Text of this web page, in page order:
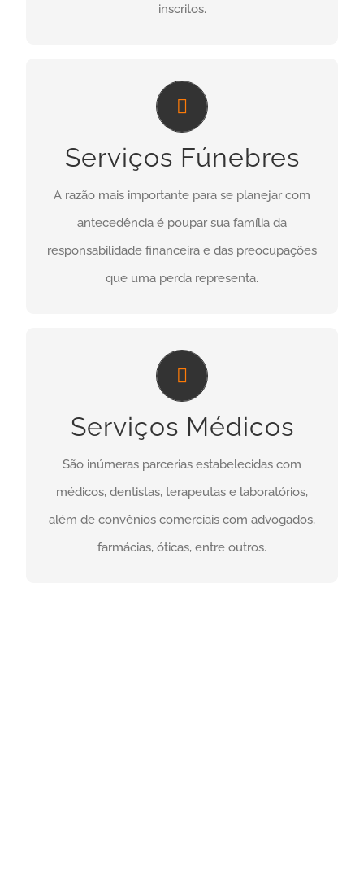
inscritos.
Serviços Fúnebres
A razão mais importante para se planejar com
antecedência é poupar sua família da
responsabilidade financeira e das preocupações
que uma perda representa.
SERVIÇOS FÚNEBRES
A razão mais importante para se planejar com
antecedência é poupar sua família da
que uma perda representa.
ENTRE EM CONTATO
Serviços Médicos
São inúmeras parcerias estabelecidas com
médicos, dentistas, terapeutas e laboratórios,
além de convênios comerciais com advogados,
farmácias, óticas, entre outros.
SERVIÇOS MÉDICOS
São inúmeras parcerias estabelecidas com
médicos, dentistas, terapeutas e laboratórios,
farmácias, óticas, entre outros.
ENTRE EM CONTATO